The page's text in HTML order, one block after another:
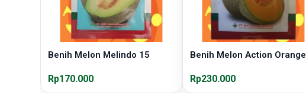
Benih Melon Melindo 15
Rp170.000
Benih Melon Action Orange
Rp230.000